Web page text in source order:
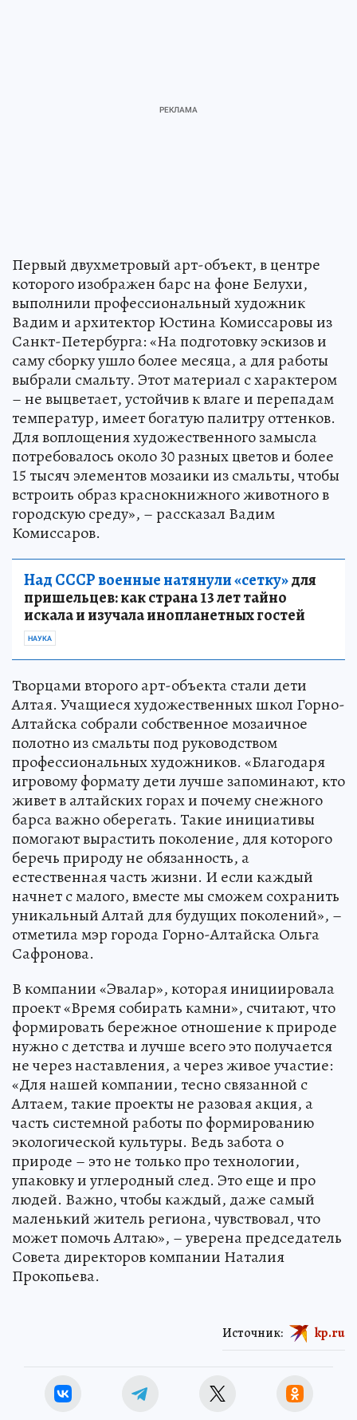
Первый двухметровый арт-объект, в центре
которого изображен барс на фоне Белухи,
выполнили профессиональный художник
Вадим и архитектор Юстина Комиссаровы из
Санкт-Петербурга: «На подготовку эскизов и
саму сборку ушло более месяца, а для работы
выбрали смальту. Этот материал с характером
– не выцветает, устойчив к влаге и перепадам
температур, имеет богатую палитру оттенков.
Для воплощения художественного замысла
потребовалось около 30 разных цветов и более
15 тысяч элементов мозаики из смальты, чтобы
встроить образ краснокнижного животного в
городскую среду», – рассказал Вадим
Комиссаров.
Над СССР военные натянули «сетку»для
пришельцев: как страна 13 лет тайно
искала и изучала инопланетных гостей
НАУКА
Творцами второго арт-объекта стали дети
Алтая. Учащиеся художественных школ Горно-
Алтайска собрали собственное мозаичное
полотно из смальты под руководством
профессиональных художников. «Благодаря
игровому формату дети лучше запоминают, кто
живет в алтайских горах и почему снежного
барса важно оберегать. Такие инициативы
помогают вырастить поколение, для которого
беречь природу не обязанность, а
естественная часть жизни. И если каждый
начнет с малого, вместе мы сможем сохранить
уникальный Алтай для будущих поколений», –
отметила мэр города Горно-Алтайска Ольга
Сафронова.
В компании «Эвалар», которая инициировала
проект «Время собирать камни», считают, что
формировать бережное отношение к природе
нужно с детства и лучше всего это получается
не через наставления, а через живое участие:
«Для нашей компании, тесно связанной с
Алтаем, такие проекты не разовая акция, а
часть системной работы по формированию
экологической культуры. Ведь забота о
природе – это не только про технологии,
упаковку и углеродный след. Это еще и про
людей. Важно, чтобы каждый, даже самый
маленький житель региона, чувствовал, что
может помочь Алтаю», – уверена председатель
Совета директоров компании Наталия
Прокопьева.
Источник: kp.ru